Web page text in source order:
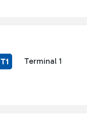
T1 Terminal 1